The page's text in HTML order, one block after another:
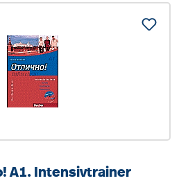
A1. Intensivtrainer